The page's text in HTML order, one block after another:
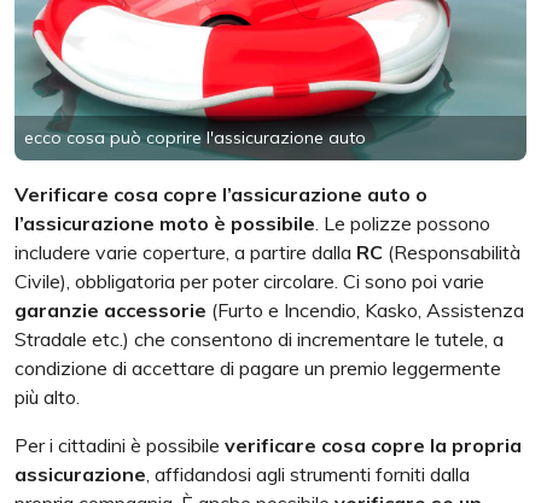
ecco cosa può coprire l'assicurazione auto
Verificare cosa copre l’assicurazione auto o
l’assicurazione moto è possibile. Le polizze possono
includere varie coperture, a partire dalla RC (Responsabilità
Civile), obbligatoria per poter circolare. Ci sono poi varie
garanzie accessorie (Furto e Incendio, Kasko, Assistenza
Stradale etc.) che consentono di incrementare le tutele, a
condizione di accettare di pagare un premio leggermente
più alto.
Per i cittadini è possibile verificare cosa copre la propria
assicurazione, affidandosi agli strumenti forniti dalla